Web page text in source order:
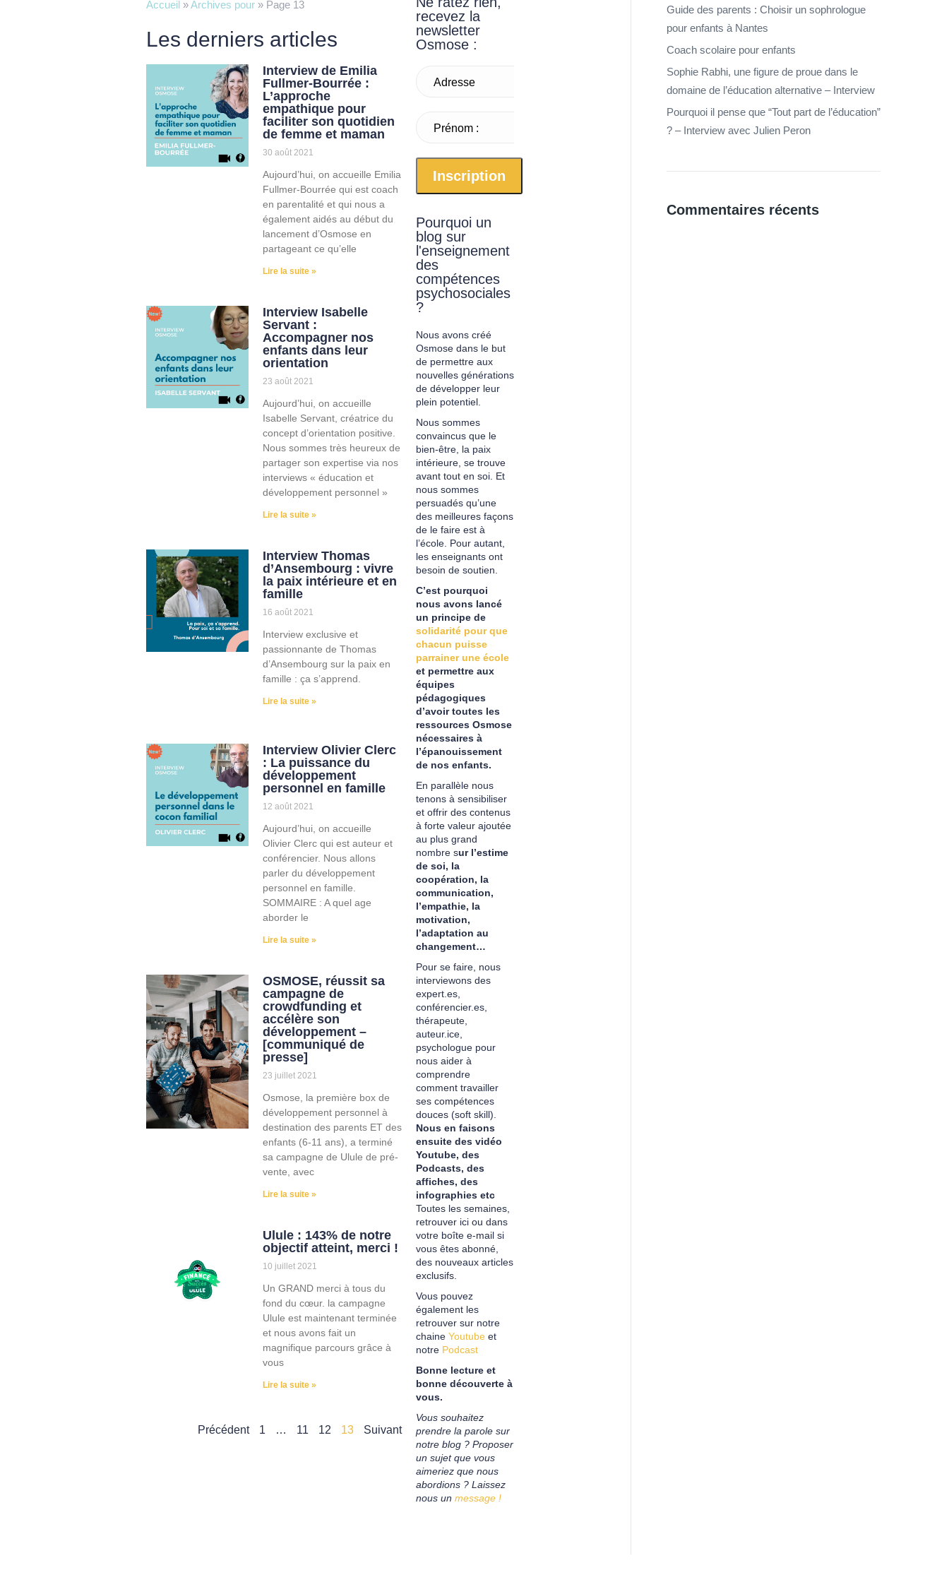
Accueil »Archives pour » Page 13
Les derniers articles
Interview de Emilia
Fullmer-Bourrée :
L’approche
empathique pour
faciliter son quotidien
de femme et maman
30 août 2021
Aujourd’hui, on accueille Emilia
Fullmer-Bourrée qui est coach
en parentalité et qui nous a
également aidés au début du
lancement d’Osmose en
partageant ce qu’elle
Lire la suite »
Interview Isabelle
Servant :
Accompagner nos
enfants dans leur
orientation
23 août 2021
Aujourd’hui, on accueille
Isabelle Servant, créatrice du
concept d’orientation positive.
Nous sommes très heureux de
partager son expertise via nos
interviews « éducation et
développement personnel »
Lire la suite »
Interview Thomas
d’Ansembourg : vivre
la paix intérieure et en
famille
16 août 2021
Interview exclusive et
passionnante de Thomas
d’Ansembourg sur la paix en
famille : ça s’apprend.
Lire la suite »
Interview Olivier Clerc
: La puissance du
développement
personnel en famille
12 août 2021
Aujourd’hui, on accueille
Olivier Clerc qui est auteur et
conférencier. Nous allons
parler du développement
personnel en famille.
SOMMAIRE : A quel age
aborder le
Lire la suite »
OSMOSE, réussit sa
campagne de
crowdfunding et
accélère son
développement –
[communiqué de
presse]
23 juillet 2021
Osmose, la première box de
développement personnel à
destination des parents ET des
enfants (6-11 ans), a terminé
sa campagne de Ulule de pré-
vente, avec
Lire la suite »
Ulule : 143% de notre
objectif atteint, merci !
10 juillet 2021
Un GRAND merci à tous du
fond du cœur. la campagne
Ulule est maintenant terminée
et nous avons fait un
magnifique parcours grâce à
vous
Lire la suite »
Précédent 1 … 11 12 13 Suivant
recevez la
newsletter
Osmose :
Adresse
Prénom :
Pourquoi un
blog sur
l'enseignement
des
compétences
psychosociales
?
Nous avons créé
Osmose dans le but
de permettre aux
nouvelles générations
de développer leur
plein potentiel.
Nous sommes
convaincus que le
bien-être, la paix
intérieure, se trouve
avant tout en soi. Et
nous sommes
persuadés qu’une
des meilleures façons
de le faire est à
l’école. Pour autant,
les enseignants ont
besoin de soutien.
C’est pourquoi
nous avons lancé
un principe de
solidarité pour que
chacun puisse
parrainer une école
et permettre aux
équipes
pédagogiques
d’avoir toutes les
ressources Osmose
nécessaires à
l’épanouissement
de nos enfants.
En parallèle nous
tenons à sensibiliser
et offrir des contenus
à forte valeur ajoutée
au plus grand
nombre sur l’estime
de soi, la
coopération, la
communication,
l’empathie, la
motivation,
l’adaptation au
changement…
Pour se faire, nous
interviewons des
expert.es,
conférencier.es,
thérapeute,
auteur.ice,
psychologue pour
nous aider à
comprendre
comment travailler
ses compétences
douces (soft skill).
Nous en faisons
ensuite des vidéo
Youtube, des
Podcasts, des
affiches, des
infographies etc
Toutes les semaines,
retrouver ici ou dans
votre boîte e-mail si
vous êtes abonné,
des nouveaux articles
exclusifs.
Vous pouvez
également les
retrouver sur notre
chaineYoutube et
notre Podcast
Bonne lecture et
bonne découverte à
vous.
Vous souhaitez
prendre la parole sur
notre blog ? Proposer
un sujet que vous
aimeriez que nous
abordions ?Laissez
nous unmessage !
Guide des parents : Choisir un sophrologue
pour enfants à Nantes
Coach scolaire pour enfants
Sophie Rabhi, une figure de proue dans le
domaine de l’éducation alternative – Interview
Pourquoi il pense que “Tout part de l’éducation”
? – Interview avec Julien Peron
Commentaires récents